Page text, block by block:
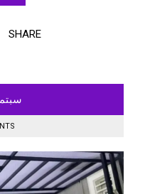
SHARE